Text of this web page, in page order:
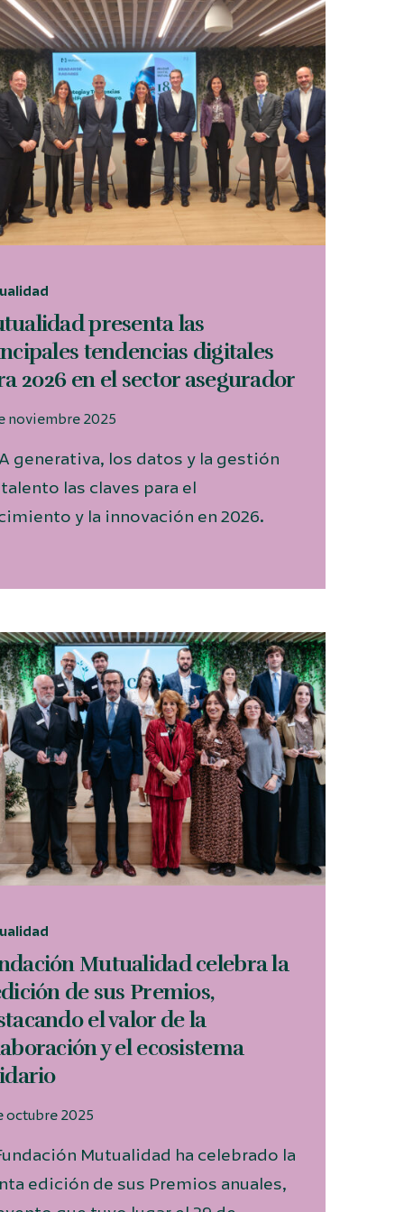
presenta las
tendencias digitales
2026 en el sector asegurador
noviembre 2025
generativa, los datos y la gestión
las claves para el
y la innovación en 2026.
Mutualidad celebra la
de sus Premios,
el valor de la
y el ecosistema
octubre 2025
Mutualidad ha celebrado la
edición de sus Premios anuales,